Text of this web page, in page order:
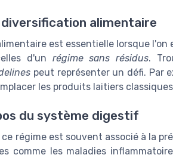
diversification alimentaire
est essentielle lorsque
d'un régime sans résidus.
peut représenter un défi. Par
les produits laitiers
du système digestif
régime est souvent associé à la
comme les maladies